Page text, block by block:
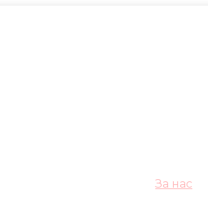
За нас